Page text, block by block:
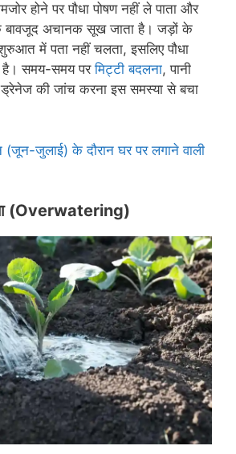
होने पर पौधा पोषण नहीं ले पाता और
बावजूद अचानक सूख जाता है। जड़ों के
में पता नहीं चलता, इसलिए पौधा
है। समय-समय परमिट्टी बदलना, पानी
की जांच करना इस समस्या से बचा
(जून-जुलाई) के दौरान घर पर लगाने वाली
(Overwatering)